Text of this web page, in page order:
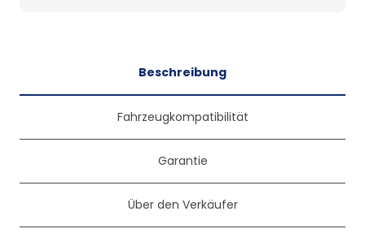
Beschreibung
Fahrzeugkompatibilität
Garantie
Über den Verkäufer